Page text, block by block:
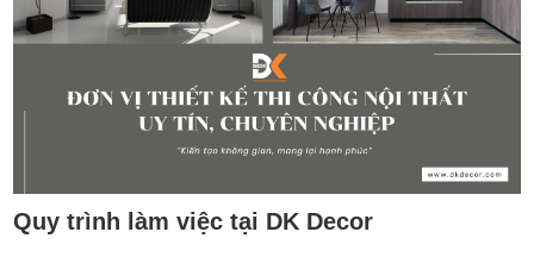
Quy trình làm việc tại DK Decor